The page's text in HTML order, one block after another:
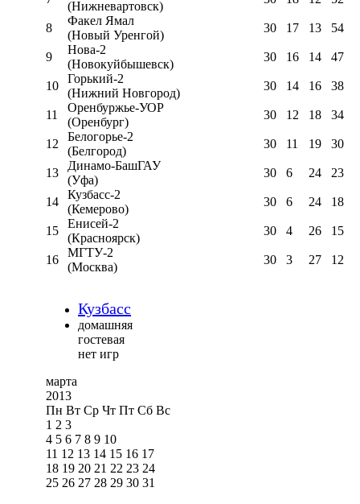
(Нижневартовск)
8
Факел Ямал
(Новый Уренгой)
30 17 13 54
9
Нова-2
(Новокуйбышевск)
30 16 14 47
10
Горький-2
(Нижний Новгород)
30 14 16 38
11
Оренбуржье-УОР
(Оренбург)
30 12 18 34
12
Белогорье-2
(Белгород)
30 11 19 30
13
Динамо-БашГАУ
(Уфа)
30 6 24 23
14
Кузбасс-2
(Кемерово)
30 6 24 18
15
Енисей-2
(Красноярск)
30 4 26 15
16
МГТУ-2
(Москва)
30 3 27 12
Кузбасс
домашняя
гостевая
нет игр
марта
2013
Пн Вт Ср Чт Пт Сб Вс
1 2 3
4 5 6 7 8 9 10
11 12 13 14 15 16 17
18 19 20 21 22 23 24
25 26 27 28 29 30 31